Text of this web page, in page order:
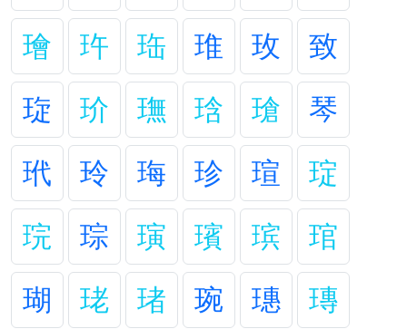
璯
玝 珤 琟 玫
致
琁
玠 璑 琀 瑲
琴
玳
玲 珻 珍 瑄
琔
琓
琮 璌 璸 瑸
琯
瑚
珯 琽 琬 璤
瑼